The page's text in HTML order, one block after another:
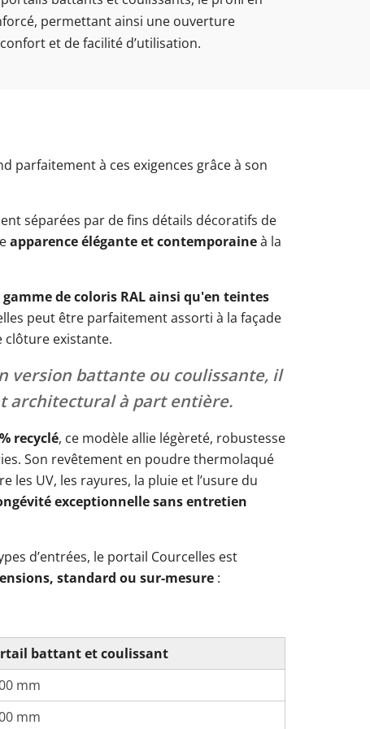
permettant ainsi une ouverture
et de facilité d’utilisation.
parfaitement à ces exigences grâce à son
séparées par de fins détails décoratifs de
apparence élégante et contemporaineà la
de coloris RAL ainsi qu'en teintes
peut être parfaitement assorti à la façade
clôture existante.
version battante ou coulissante, il
architectural à part entière.
recyclé, ce modèle allie légèreté, robustesse
Son revêtement en poudre thermolaqué
les UV, les rayures, la pluie et l’usure du
exceptionnelle sans entretien
d’entrées, le portail Courcelles est
standard ou sur-mesure :
battant et coulissant
mm
mm